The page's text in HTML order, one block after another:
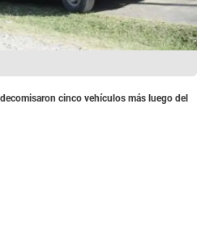
cinco vehículos más luego del